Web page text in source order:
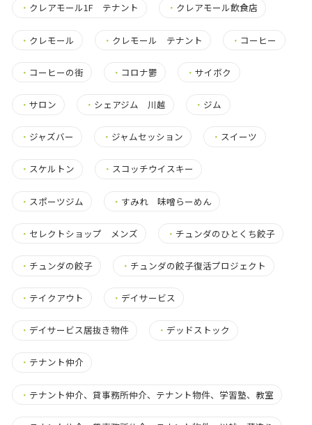
・ クレアモール1F テナント ・ クレアモール飲食店
・ クレモール ・ クレモール テナント ・ コーヒー
・ コーヒーの街 ・ コロナ鬱 ・サイボク
・ サロン ・ シェアジム 川越 ・ ジム
・ ジャズバー ・ ジャムセッション ・ スイーツ
・ スケルトン ・ スコッチウイスキー
・ スポーツジム ・ すみれ 味噌らーめん
・ セレクトショップ メンズ ・ チュンダのひとくち餃子
・ チュンダの餃子 ・ チュンダの餃子復活プロジェクト
・ テイクアウト ・ デイサービス
・ デイサービス居抜き物件 ・ デッドストック
・ テナント仲介
・ テナント仲介、貸事務所仲介、テナント物件、学習塾、教室